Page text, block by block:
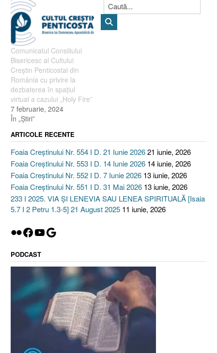
Comunicatul Consiliului
Bisericesc al Cultului
Creștin Penticostal din
România cu privire la
dezbaterea în spațiul
virtual a cazului „Holy Fire”
7 februarie, 2024
În „Ştiri”
ARTICOLE RECENTE
Foaia Creștinului Nr. 554 I D. 21 Iunie 202621 iunie, 2026
Foaia Creștinului Nr. 553 I D. 14 Iunie 2026 14 iunie, 2026
Foaia Creștinului Nr. 552 I D. 7 Iunie 2026 13 iunie, 2026
Foaia Creștinului Nr. 551 I D. 31 Mai 2026 13 iunie, 2026
233 I 2025. VIA ȘI LENEVIA SAU LENEA SPIRITUALĂ [Isaia
5.7 I 2 Petru 1.3-5] 21 August 2025 11 iunie, 2026
Flickr
Facebook
YouTube
Google
PODCAST